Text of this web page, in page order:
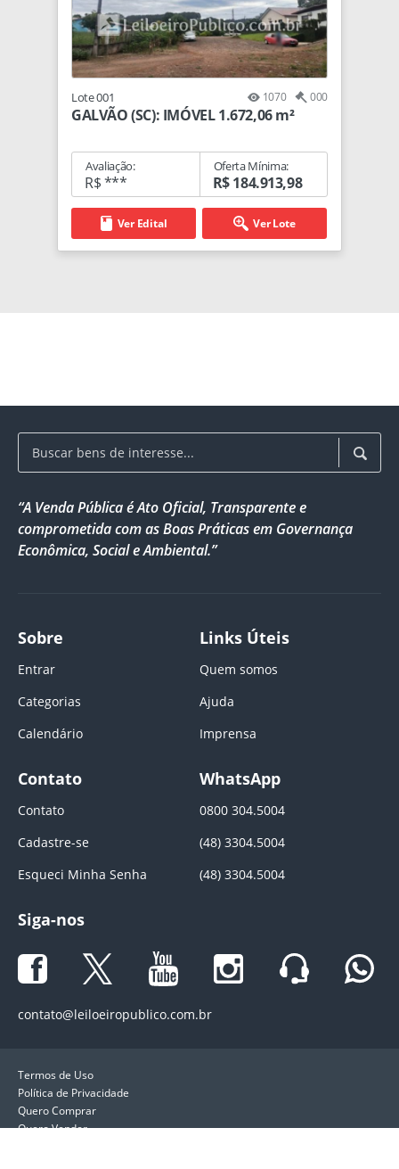
Lote 001 1070 000
GALVÃO (SC): IMÓVEL 1.672,06 m²
Avaliação:
R$ ***
Oferta Mínima:
R$ 184.913,98
Ver Edital Ver Lote
“A Venda Pública é Ato Oficial, Transparente e
comprometida com as Boas Práticas em Governança
Econômica, Social e Ambiental.”
Sobre
Entrar
Categorias
Calendário
Links Úteis
Quem somos
Ajuda
Imprensa
Contato
Contato
Cadastre-se
Esqueci Minha Senha
WhatsApp
0800 304.5004
(48) 3304.5004
(48) 3304.5004
Siga-nos
contato@leiloeiropublico.com.br
Termos de Uso
Política de Privacidade
Quero Comprar
Quero Vender